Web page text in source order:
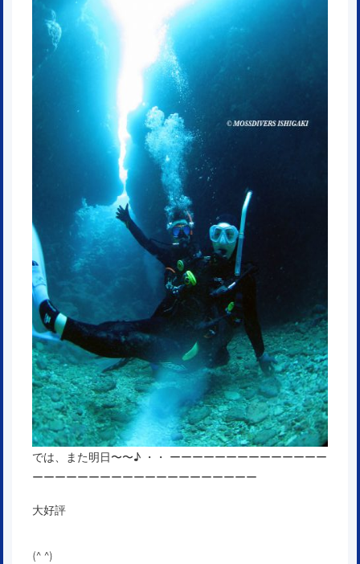
では、また明日〜〜♪ ・・ ーーーーーーーーーーーーーー
ーーーーーーーーーーーーーーーーーーーー
大好評
(^ ^)